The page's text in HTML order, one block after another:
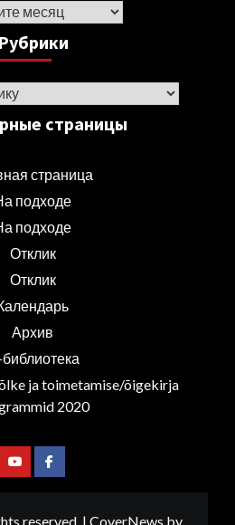
Рубрики
страницы
страница
подходе
подходе
Отклик
Отклик
Архив
ja toimetamise/õigekirja
2020
YoutubeFacebook
reserved. | CoverNews by